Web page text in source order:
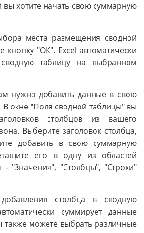
вы хотите начать свою суммарную
места размещения сводной
кнопку "ОК". Excel автоматически
сводную таблицу на выбранном
нужно добавить данные в свою
В окне "Поля сводной таблицы" вы
столбцов из вашего
Выберите заголовок столбца,
добавить в свою суммарную
его в одну из областей
- "Значения", "Столбцы", "Строки"
столбца в сводную
суммирует данные
также можете выбрать различные